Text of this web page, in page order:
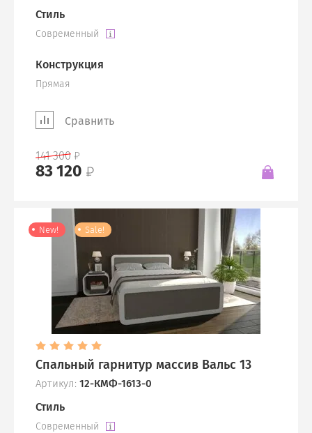
Стиль
Современный
Конструкция
Прямая
Сравнить
141 300
83 120
New! Sale!
Спальный гарнитур массив Вальс 13
Артикул: 12-КМФ-1613-0
Стиль
Современный